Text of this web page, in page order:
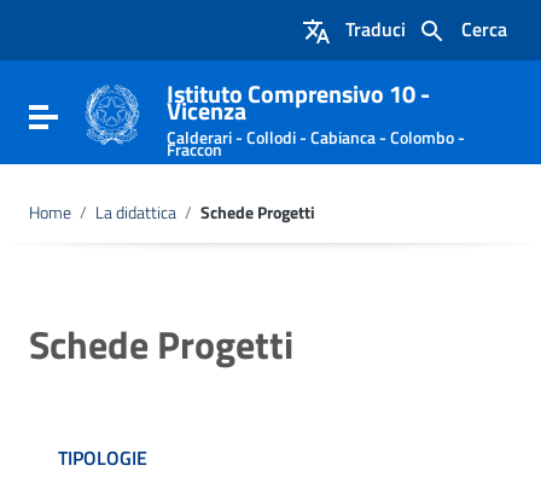
Vai al footer
Cerca
Traduci
Attiva / disattiva la navigazione
Istituto Comprensivo 10 -
Vicenza
Calderari - Collodi - Cabianca - Colombo -
Fraccon
Home / La didattica / Schede Progetti
Schede Progetti
TIPOLOGIE